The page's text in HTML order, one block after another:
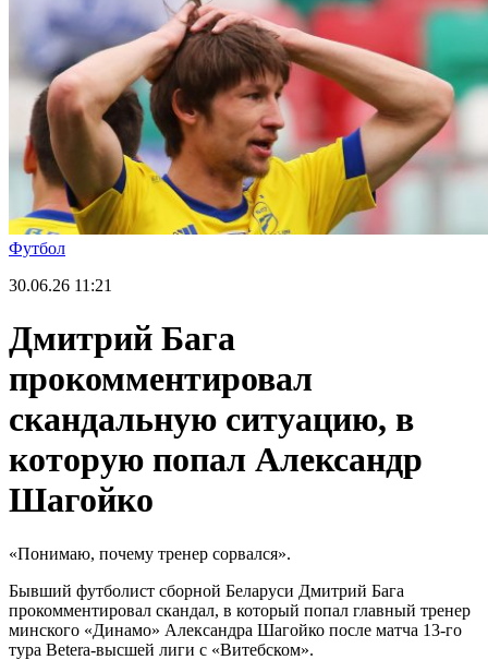
Футбол
30.06.26 11:21
Дмитрий Бага
прокомментировал
скандальную ситуацию, в
которую попал Александр
Шагойко
«Понимаю, почему тренер сорвался».
Бывший футболист сборной Беларуси Дмитрий Бага
прокомментировал скандал, в который попал главный тренер
минского «Динамо» Александра Шагойко после матча 13-го
тура Betera-высшей лиги с «Витебском».